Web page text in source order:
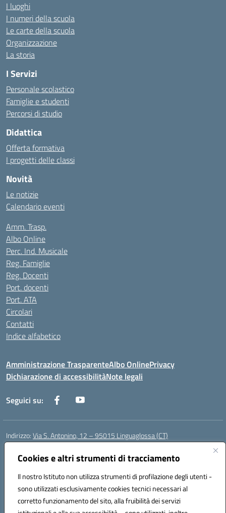
Cookies e altri strumenti di tracciamento
Il nostro Istituto non utilizza strumenti di profilazione degli utenti -
sono utilizzati esclusivamente cookies tecnici necessari al
corretto funzionamento del sito, alla fruibilità dei servizi
I luoghi
I numeri della scuola
Le carte della scuola
Organizzazione
La storia
I Servizi
Personale scolastico
Famiglie e studenti
Percorsi di studio
Didattica
Offerta formativa
I progetti delle classi
Novità
Le notizie
Calendario eventi
Amm. Trasp.
Albo Online
Perc. Ind. Musicale
Reg. Famiglie
Reg. Docenti
Port. docenti
Port. ATA
Circolari
Contatti
Indice alfabetico
Amministrazione TrasparenteAlbo OnlinePrivacy
Dichiarazione di accessibilitàNote legali
Seguici su:
Indirizzo:Via S. Antonino, 12 – 95015 Linguaglossa (CT)
Centralino:
Posta elettronica certificata (PEC):ctic83200r@pec.istruzione.it
Codice fiscale: 83002470876
Codice meccanografico:CTIC83200R
Codice Indice delle Pubbliche Amministrazioni (IPA): istsc_CTIC83200R
Codice unico di fatturazione (CUF): UF7TEB